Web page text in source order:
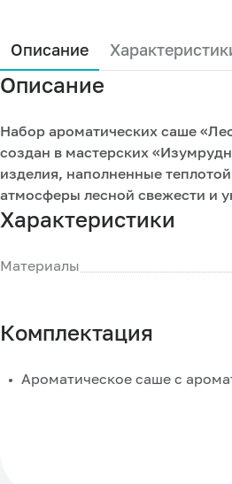
Описание
Описание
Набор ароматических саше
создан в мастерских
изделия, наполненные
атмосферы лесной свежести и
Характеристики
Материалы
Комплектация
Ароматическое саше с